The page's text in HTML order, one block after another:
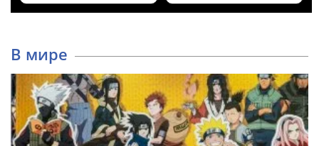
В мире